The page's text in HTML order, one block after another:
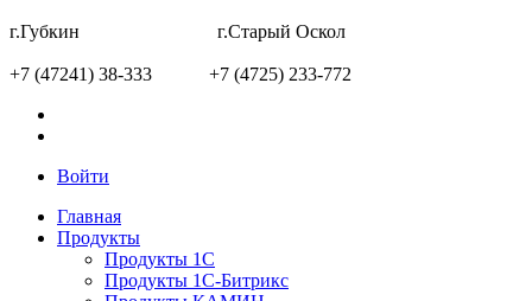
г.Губкин г.Старый Оскол
+7 (47241) 38-333 +7 (4725) 233-772
Войти
Главная
Продукты
Продукты 1С
Продукты 1С-Битрикс